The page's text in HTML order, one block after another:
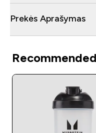
Prekės Aprašymas